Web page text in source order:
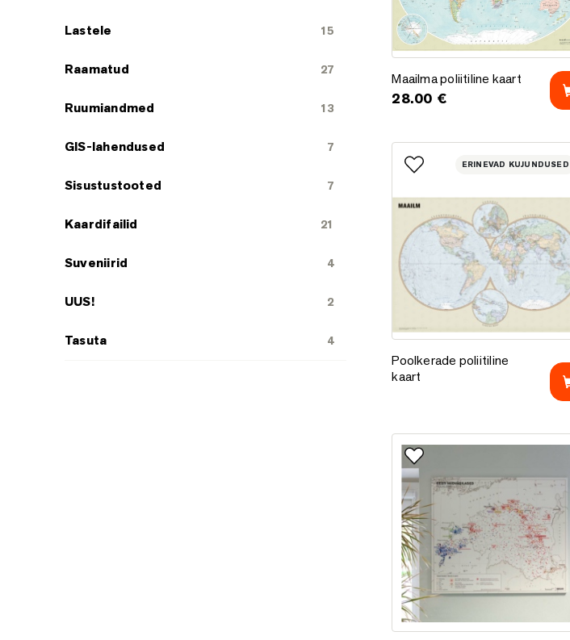
Maailma poliitiline kaart
28.00 €
ERINEVAD KUJUNDUSED
Poolkerade poliitiline
kaart
Lisa lemmikutesse
Lastele 15
Raamatud 27
Ruumiandmed 13
GIS-lahendused 7
Sisustustooted 7
Kaardifailid 21
Suveniirid 4
UUS! 2
Tasuta 4